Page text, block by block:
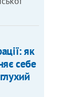
як
себе